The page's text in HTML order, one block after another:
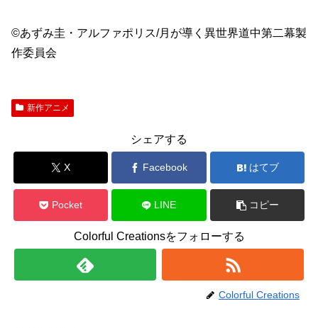
©あずみ圭・アルファポリス/月が導く異世界道中第二幕製
作委員会
新作アニメ
シェアする
X Facebook はてブ
Pocket LINE コピー
Colorful Creationsをフォローする
Colorful Creations